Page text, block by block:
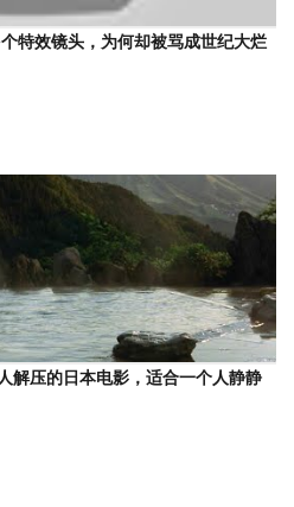
特效镜头，为何却被骂成世纪大烂
解压的日本电影，适合一个人静静